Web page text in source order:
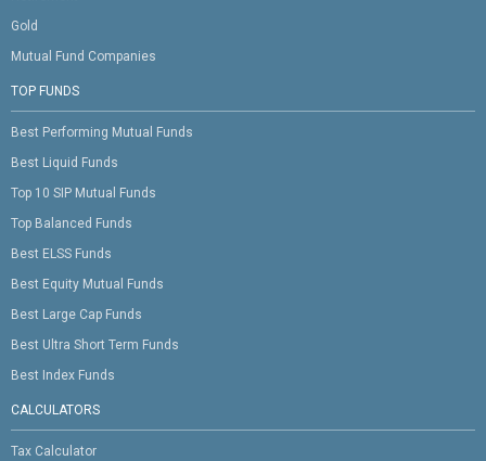
Gold
Mutual Fund Companies
TOP FUNDS
Best Performing Mutual Funds
Best Liquid Funds
Top 10 SIP Mutual Funds
Top Balanced Funds
Best ELSS Funds
Best Equity Mutual Funds
Best Large Cap Funds
Best Ultra Short Term Funds
Best Index Funds
CALCULATORS
Tax Calculator